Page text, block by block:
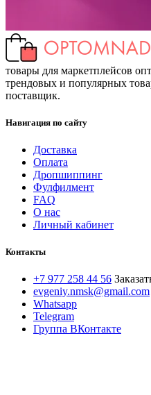
товары для маркетплейсов
трендовых и популярных
поставщик.
Навигация по сайту
Доставка
Оплата
Дропшиппинг
Фулфилмент
FAQ
О нас
Личный кабинет
Контакты
+7 977 258 44 56
evgeniy.nmsk@gmail.com
Whatsapp
Telegram
Группа ВКонтакте